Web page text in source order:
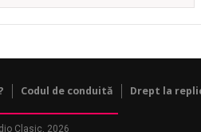
Codul de conduită Drept la
Clasic, 2026